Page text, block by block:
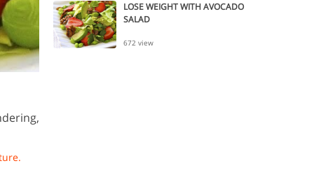
LOSE WEIGHT WITH AVOCADO
SALAD
672 view